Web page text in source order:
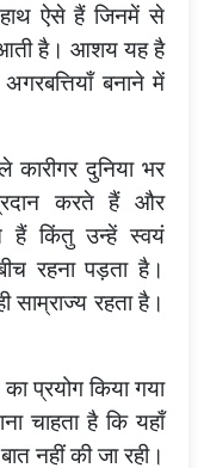
ऐसे हैं जिनमें से
है। आशय यह है
बनाने में
कारीगर दुनिया भर
करते हैं और
हैं किंतु उन्हें स्वयं
रहना पड़ता है।
साम्राज्य रहता है।
प्रयोग किया गया
चाहता है कि यहाँ
नहीं की जा रही।